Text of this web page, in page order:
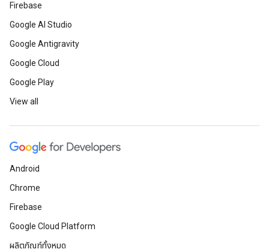
Firebase
Google AI Studio
Google Antigravity
Google Cloud
Google Play
View all
Android
Chrome
Firebase
Google Cloud Platform
ผลิตภัณฑ์ทั้งหมด